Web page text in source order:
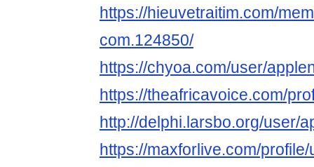
https://hieuvetraitim.com/
com.124850/
https://chyoa.com/user/
https://theafricavoice.com/
http://delphi.larsbo.org/user/
https://maxforlive.com/